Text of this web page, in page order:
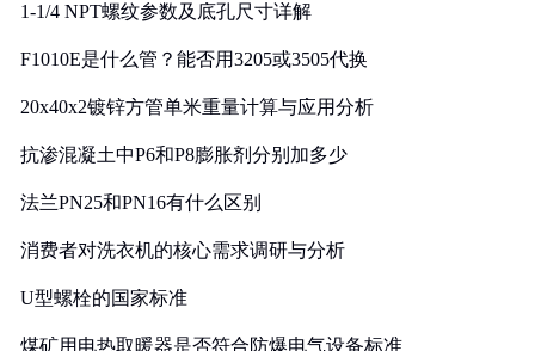
1-1/4 NPT螺纹参数及底孔尺寸详解
F1010E是什么管？能否用3205或3505代换
20x40x2镀锌方管单米重量计算与应用分析
抗渗混凝土中P6和P8膨胀剂分别加多少
法兰PN25和PN16有什么区别
消费者对洗衣机的核心需求调研与分析
U型螺栓的国家标准
煤矿用电热取暖器是否符合防爆电气设备标准